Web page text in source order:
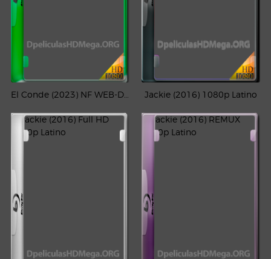
Jackie (2016) 1080p Latino